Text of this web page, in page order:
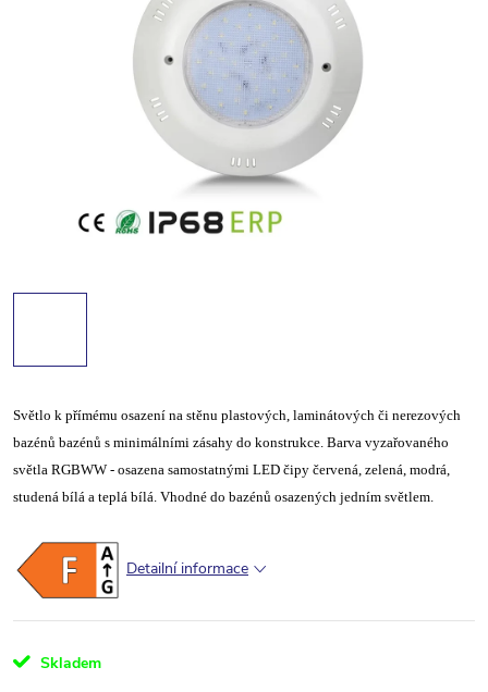
Světlo k přímému osazení na stěnu plastových, laminátových či nerezových
bazénů bazénů s minimálními zásahy do konstrukce. Barva vyzařovaného
světla RGBWW - osazena samostatnými LED čipy červená, zelená, modrá,
studená bílá a teplá bílá. Vhodné do bazénů osazených jedním světlem.
Detailní informace
Skladem